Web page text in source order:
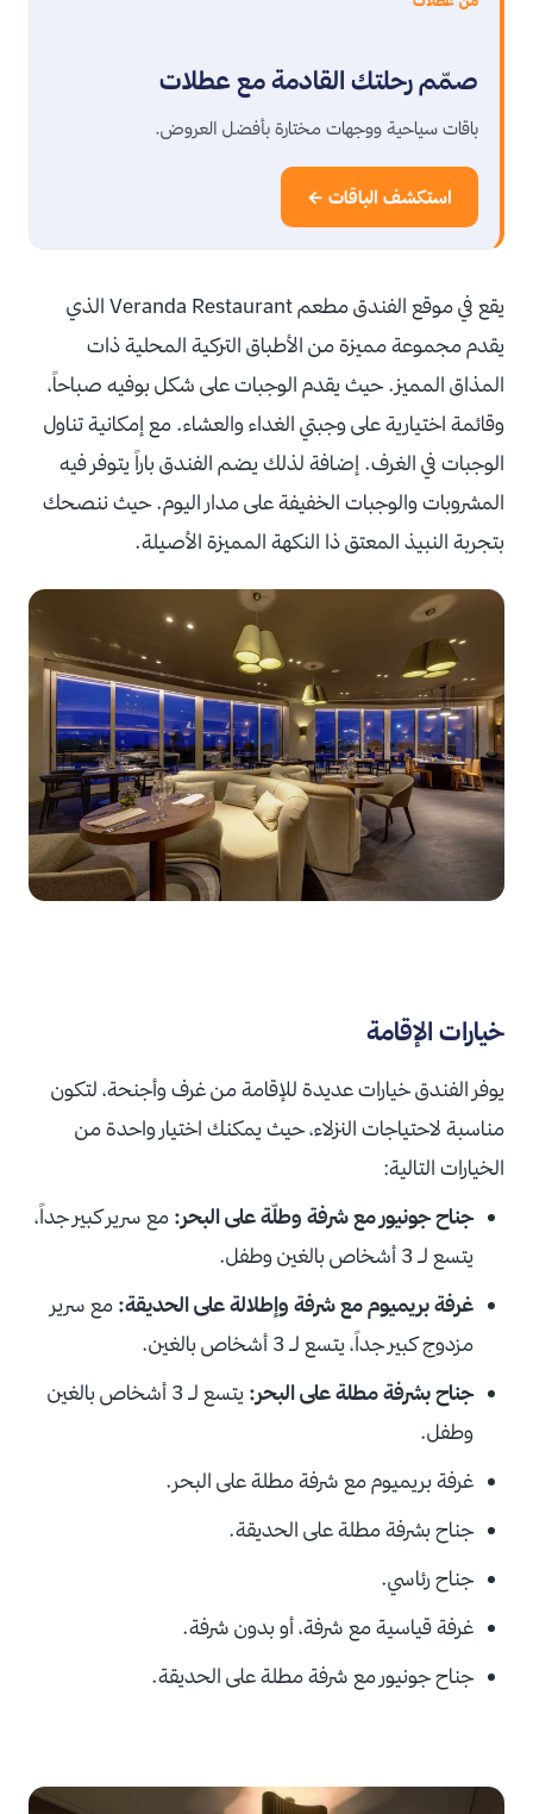
صمّم رحلتك القادمة مع عطلات
باقات سياحية ووجهات مختارة بأفضل العروض.
استكشف الباقات ←
يقع في موقع الفندق مطعم Veranda Restaurant الذي
يقدم مجموعة مميزة من الأطباق التركية المحلية ذات
المذاق المميز. حيث يقدم الوجبات على شكل بوفيه صباحاً،
وقائمة اختيارية على وجبتي الغداء والعشاء. مع إمكانية تناول
الوجبات في الغرف. إضافة لذلك يضم الفندق باراً يتوفر فيه
المشروبات والوجبات الخفيفة على مدار اليوم. حيث ننصحك
بتجربة النبيذ المعتق ذا النكهة المميزة الأصيلة.
خيارات الإقامة
يوفر الفندق خيارات عديدة للإقامة من غرف وأجنحة، لتكون
مناسبة لاحتياجات النزلاء، حيث يمكنك اختيار واحدة من
الخيارات التالية:
جناح جونيور مع شرفة وطلّة على البحر: مع سرير كبير جداً،
يتسع لـ 3 أشخاص بالغين وطفل.
غرفة بريميوم مع شرفة وإطلالة على الحديقة: مع سرير
مزدوج كبير جداً، يتسع لـ 3 أشخاص بالغين.
جناح بشرفة مطلة على البحر:
يتسع لـ 3 أشخاص بالغين
وطفل.
غرفة بريميوم مع شرفة مطلة على البحر.
جناح بشرفة مطلة على الحديقة.
جناح رئاسي.
غرفة قياسية مع شرفة، أو بدون شرفة.
جناح جونيور مع شرفة مطلة على الحديقة.